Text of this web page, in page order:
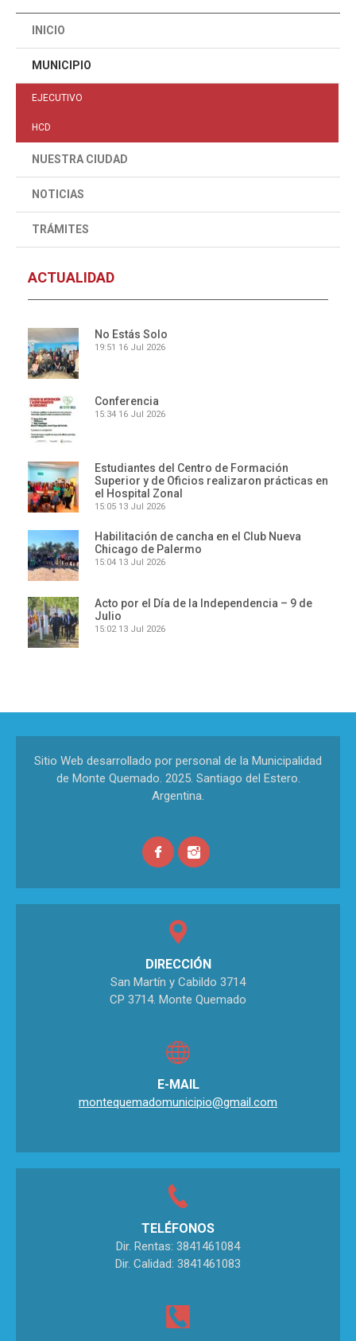
INICIO
MUNICIPIO
EJECUTIVO
HCD
NUESTRA CIUDAD
NOTICIAS
TRÁMITES
ACTUALIDAD
No Estás Solo
19:51 16 Jul 2026
Conferencia
15:34 16 Jul 2026
Estudiantes del Centro de Formación
Superior y de Oficios realizaron prácticas en
el Hospital Zonal
15:05 13 Jul 2026
Habilitación de cancha en el Club Nueva
Chicago de Palermo
15:04 13 Jul 2026
Acto por el Día de la Independencia – 9 de
Julio
15:02 13 Jul 2026
Sitio Web desarrollado por personal de la Municipalidad
de Monte Quemado. 2025. Santiago del Estero.
Argentina.
DIRECCIÓN
San Martín y Cabildo 3714
CP 3714. Monte Quemado
E-MAIL
montequemadomunicipio@gmail.com
TELÉFONOS
Dir. Rentas: 3841461084
Dir. Calidad: 3841461083